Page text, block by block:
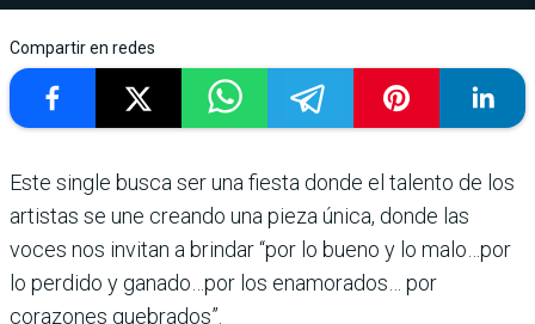
Compartir en redes
Este single busca ser una fiesta donde el talento de los
artistas se une creando una pieza única, donde las
voces nos invitan a brindar “por lo bueno y lo malo…por
lo perdido y ganado…por los enamorados… por
corazones quebrados”.